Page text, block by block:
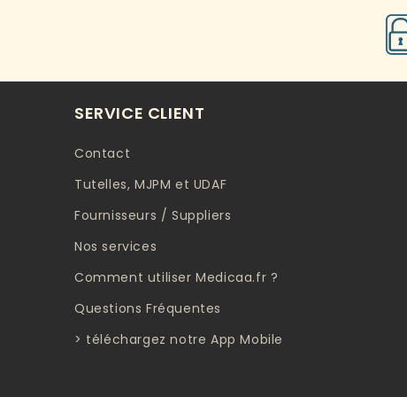
est ravie de ce modèle. A
savoir que sa douche est
un modèle de 70 x 70 et
que la chaise y est bien
modèle qui vous faut.
SERVICE CLIENT
Contact
Tutelles, MJPM et UDAF
Fournisseurs / Suppliers
Nos services
Comment utiliser Medicaa.fr ?
Questions Fréquentes
> téléchargez notre App Mobile